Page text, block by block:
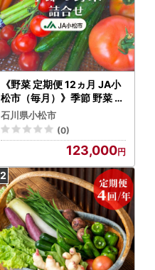
《野菜 定期便 12ヵ月 JA小
松市（毎月）》季節 野菜 詰
合せ 定期便 詰合せ 石川県
小松市 北陸 石川県 北陸
石川県小松市
(0)
123,000